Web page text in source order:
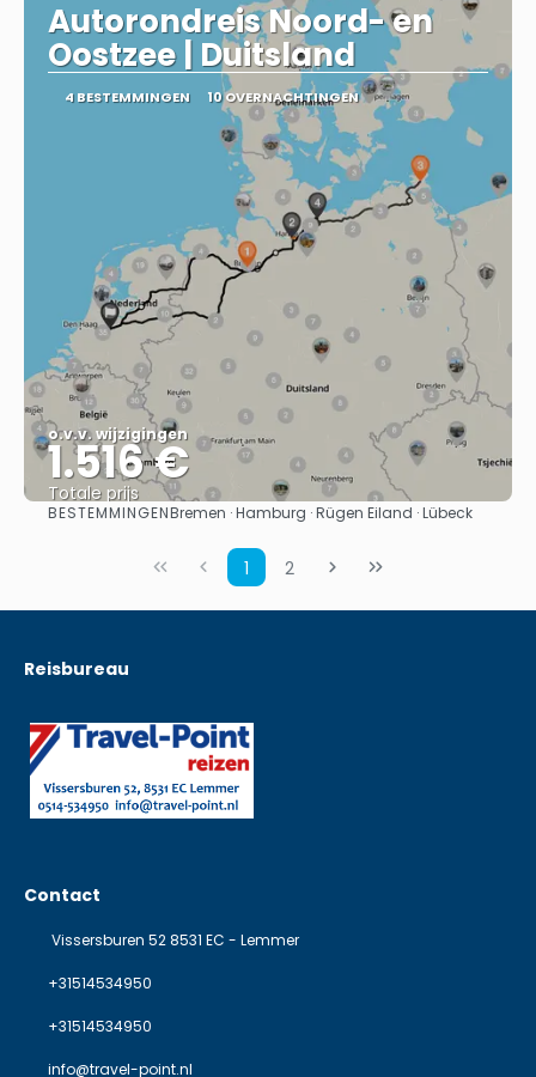
Autorondreis Noord- en
Oostzee | Duitsland
4 BESTEMMINGEN 10 OVERNACHTINGEN
o.v.v. wijzigingen
1.516 €
Totale prijs
Bekijk
BESTEMMINGENBremen · Hamburg · Rügen Eiland · Lübeck
1 2
Reisbureau
Contact
Vissersburen 52 8531 EC - Lemmer
+31514534950
+31514534950
info@travel-point.nl